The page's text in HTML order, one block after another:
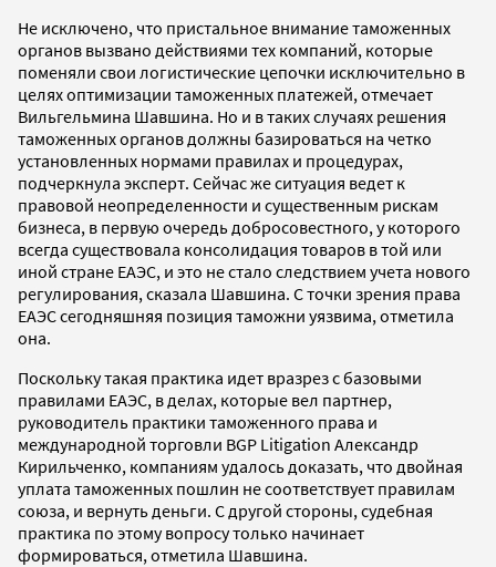
Не исключено, что пристальное внимание таможенных
органов вызвано действиями тех компаний, которые
поменяли свои логистические цепочки исключительно в
целях оптимизации таможенных платежей, отмечает
Вильгельмина Шавшина. Но и в таких случаях решения
таможенных органов должны базироваться на четко
установленных нормами правилах и процедурах,
подчеркнула эксперт. Сейчас же ситуация ведет к
правовой неопределенности и существенным рискам
бизнеса, в первую очередь добросовестного, у которого
всегда существовала консолидация товаров в той или
иной стране ЕАЭС, и это не стало следствием учета нового
регулирования, сказала Шавшина. С точки зрения права
ЕАЭС сегодняшняя позиция таможни уязвима, отметила
она.
Поскольку такая практика идет вразрез с базовыми
правилами ЕАЭС, в делах, которые вел партнер,
руководитель практики таможенного права и
международной торговли BGP Litigation Александр
Кирильченко, компаниям удалось доказать, что двойная
уплата таможенных пошлин не соответствует правилам
союза, и вернуть деньги. С другой стороны, судебная
практика по этому вопросу только начинает
формироваться, отметила Шавшина.